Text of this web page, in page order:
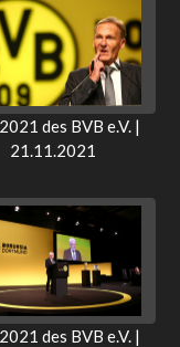
des BVB e.V. |
21.11.2021
des BVB e.V. |